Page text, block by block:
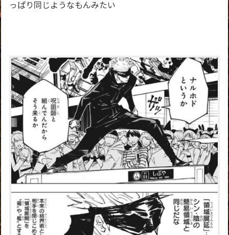
っぱり同じようなもんみたい